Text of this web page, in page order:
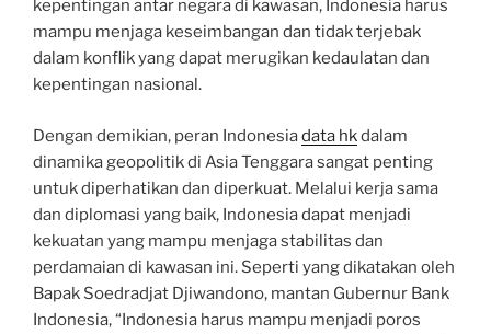
kepentingan antar negara di kawasan, Indonesia harus
mampu menjaga keseimbangan dan tidak terjebak
dalam konflik yang dapat merugikan kedaulatan dan
kepentingan nasional.
Dengan demikian, peran Indonesiadata hkdalam
dinamika geopolitik di Asia Tenggara sangat penting
untuk diperhatikan dan diperkuat. Melalui kerja sama
dan diplomasi yang baik, Indonesia dapat menjadi
kekuatan yang mampu menjaga stabilitas dan
perdamaian di kawasan ini. Seperti yang dikatakan oleh
Bapak Soedradjat Djiwandono, mantan Gubernur Bank
Indonesia, “Indonesia harus mampu menjadi poros